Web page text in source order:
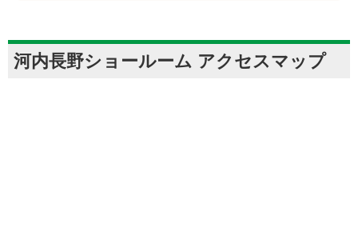
河内長野ショールーム アクセスマップ